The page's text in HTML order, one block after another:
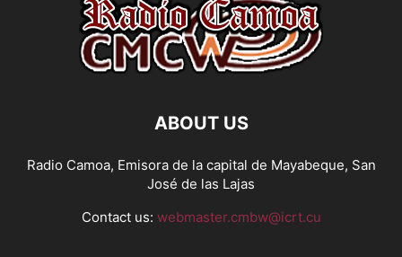
ABOUT US
Radio Camoa, Emisora de la capital de Mayabeque, San
José de las Lajas
Contact us: webmaster.cmbw@icrt.cu